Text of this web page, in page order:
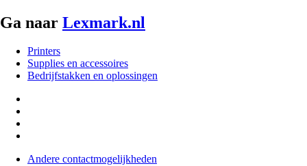
Ga naar Lexmark.nl
Printers
Supplies en accessoires
Bedrijfstakken en oplossingen
Andere contactmogelijkheden